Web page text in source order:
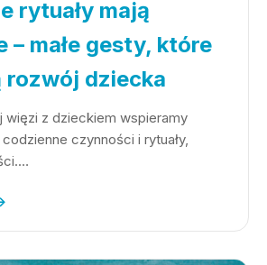
rytuały mają
– małe gesty, które
rozwój dziecka
więzi z dzieckiem wspieramy
czynności i rytuały,